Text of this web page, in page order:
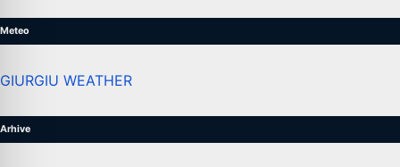
Meteo
GIURGIU WEATHER
Arhive